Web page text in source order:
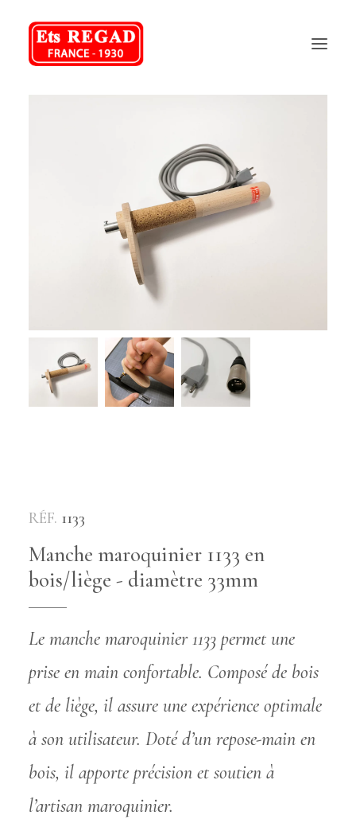
REGAD
NOS PRODUITS
04 75 70 48 58
RÉF. 1133
Manche maroquinier 1133 en
bois/liège - diamètre 33mm
Le manche maroquinier 1133 permet une
prise en main confortable. Composé de bois
et de liège, il assure une expérience optimale
à son utilisateur. Doté d’un repose-main en
bois, il apporte précision et soutien à
l’artisan maroquinier.